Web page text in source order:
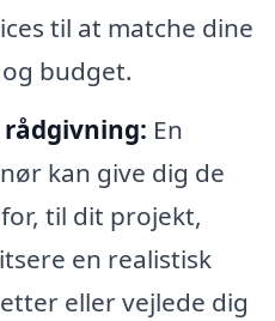
til at matche dine
budget.
En
kan give dig de
til dit projekt,
en realistisk
eller vejlede dig